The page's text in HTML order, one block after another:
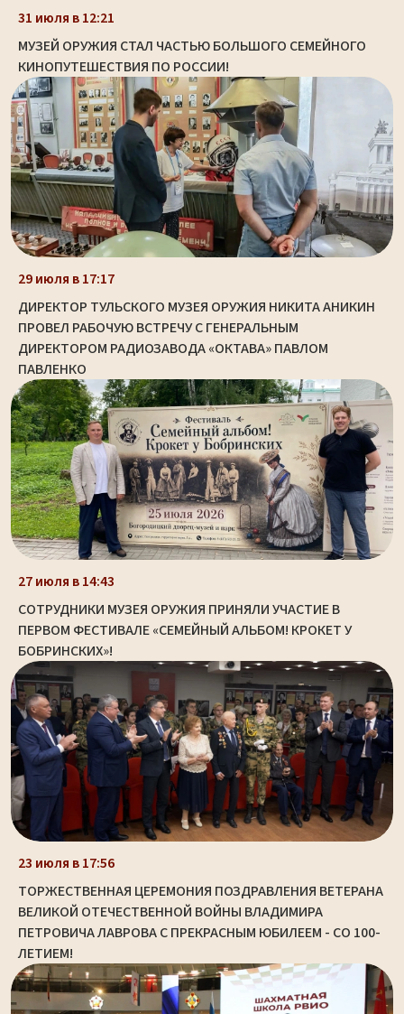
31 июля в 12:21
МУЗЕЙ ОРУЖИЯ СТАЛ ЧАСТЬЮ БОЛЬШОГО СЕМЕЙНОГО
КИНОПУТЕШЕСТВИЯ ПО РОССИИ!
29 июля в 17:17
ДИРЕКТОР ТУЛЬСКОГО МУЗЕЯ ОРУЖИЯ НИКИТА АНИКИН
ПРОВЕЛ РАБОЧУЮ ВСТРЕЧУ С ГЕНЕРАЛЬНЫМ
ДИРЕКТОРОМ РАДИОЗАВОДА «ОКТАВА» ПАВЛОМ
ПАВЛЕНКО
27 июля в 14:43
СОТРУДНИКИ МУЗЕЯ ОРУЖИЯ ПРИНЯЛИ УЧАСТИЕ В
ПЕРВОМ ФЕСТИВАЛЕ «СЕМЕЙНЫЙ АЛЬБОМ! КРОКЕТ У
БОБРИНСКИХ»!
23 июля в 17:56
ТОРЖЕСТВЕННАЯ ЦЕРЕМОНИЯ ПОЗДРАВЛЕНИЯ ВЕТЕРАНА
ВЕЛИКОЙ ОТЕЧЕСТВЕННОЙ ВОЙНЫ ВЛАДИМИРА
ПЕТРОВИЧА ЛАВРОВА С ПРЕКРАСНЫМ ЮБИЛЕЕМ - СО 100-
ЛЕТИЕМ!